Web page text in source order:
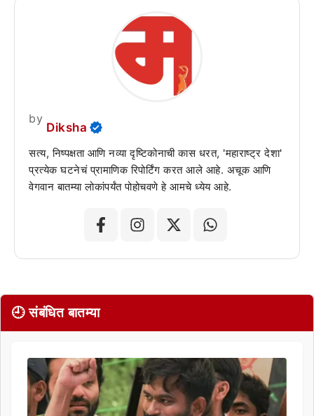
by
Diksha
सत्य, निष्पक्षता आणि नव्या दृष्टिकोनाची कास धरत, 'महाराष्ट्र देशा'
प्रत्येक घटनेचं प्रामाणिक रिपोर्टिंग करत आले आहे. अचूक आणि
वेगवान बातम्या लोकांपर्यंत पोहोचवणे हे आमचे ध्येय आहे.
🕘 संबंधित बातम्या